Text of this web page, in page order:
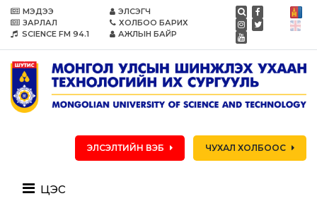
МЭДЭЭ
ЗАРЛАЛ
SCIENCE FM 94.1
ЭЛСЭГЧ
ХОЛБОО БАРИХ
АЖЛЫН БАЙР
ЭЛСЭЛТИЙН ВЭБ ЧУХАЛ ХОЛБООС
цэс